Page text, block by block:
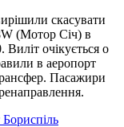
скасувати
(Мотор Січ) в
очікується о
в аеропорт
Пасажири